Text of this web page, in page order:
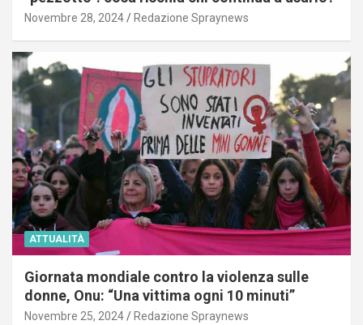
Novembre 28, 2024 Redazione Spraynews
ATTUALITÀ
Giornata mondiale contro la violenza sulle
donne, Onu: “Una vittima ogni 10 minuti”
Novembre 25, 2024 Redazione Spraynews